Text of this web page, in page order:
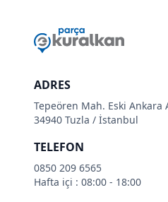
ADRES
Tepeören Mah. Eski Ankara
34940 Tuzla / İstanbul
TELEFON
0850 209 6565
Hafta içi : 08:00 - 18:00